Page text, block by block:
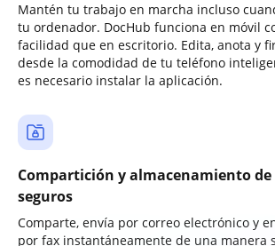
Mantén tu trabajo en marcha incluso
tu ordenador. DocHub funciona en móvil
facilidad que en escritorio. Edita, anota y
desde la comodidad de tu teléfono
es necesario instalar la aplicación.
Compartición y almacenamiento
seguros
Comparte, envía por correo electrónico y
por fax instantáneamente de una manera